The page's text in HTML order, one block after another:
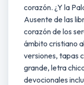
corazón. ¿Y la
Ausente de las
corazón de los
ámbito cristiano
versiones, tapas
grande, letra
devocionales